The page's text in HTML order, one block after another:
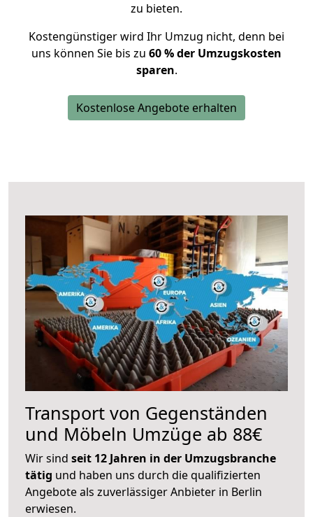
zu bieten.
Kostengünstiger wird Ihr Umzug nicht, denn bei
uns können Sie bis zu 60 % der Umzugskosten
sparen.
Kostenlose Angebote erhalten
Transport von Gegenständen
und Möbeln Umzüge ab 88€
Wir sind seit 12 Jahren in der Umzugsbranche
tätig und haben uns durch die qualifizierten
Angebote als zuverlässiger Anbieter in Berlin
erwiesen.